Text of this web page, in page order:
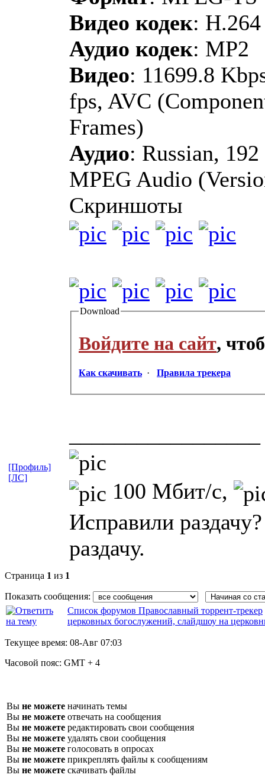
Видео кодек: H.264
Аудио кодек: MP2
Видео: 11699.8
fps, AVC
Frames)
Аудио: Russian,
MPEG Audio
Скриншоты
Download
Войдите на сайт,
Как скачивать · Правила трекера
100 Мбит/с,
Исправили
раздачу.
[Профиль]
[ЛС]
Страница 1 из 1
Показать сообщения:
Список форумов Православный торрент-трекер
церковных богослужений, слайдшоу на
Текущее время: 08-Авг 07:03
Часовой пояс: GMT + 4
Вы не можете начинать темы
Вы не можете отвечать на сообщения
Вы не можете редактировать свои сообщения
Вы не можете удалять свои сообщения
Вы не можете голосовать в опросах
Вы не можете прикреплять файлы к сообщениям
Вы не можете скачивать файлы